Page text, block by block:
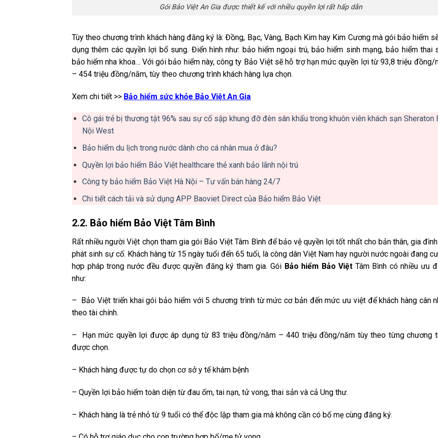
Gói Bảo Việt An Gia được thiết kế với nhiều quyền lợi rất hấp dẫn
Tùy theo chương trình khách hàng đăng ký là: Đồng, Bạc, Vàng, Bạch Kim hay Kim Cương mà gói bảo hiểm
dụng thêm các quyền lợi bổ sung. Điển hình như: bảo hiểm ngoại trú, bảo hiểm sinh mạng, bảo hiểm thai
bảo hiểm nha khoa… Với gói bảo hiểm này, công ty Bảo Việt sẽ hỗ trợ hạn mức quyền lợi từ 93,8 triệu đồng/
– 454 triệu đồng/năm, tùy theo chương trình khách hàng lựa chọn.
Xem chi tiết >> Bảo hiểm sức khỏe Bảo Việt An Gia
Cô gái trẻ bị thương tật 96% sau sự cố sập khung đỡ đèn sân khấu trong khuôn viên khách sạn Sheraton
Nội West
Bảo hiểm du lịch trong nước dành cho cá nhân mua ở đâu?
Quyền lợi bảo hiểm Bảo Việt healthcare thẻ xanh bảo lãnh nội trú
Công ty bảo hiểm Bảo Việt Hà Nội – Tư vấn bán hàng 24/7
Chi tiết cách tải và sử dụng APP Baoviet Direct của Bảo hiểm Bảo Việt
2.2. Bảo hiểm Bảo Việt Tâm Bình
Rất nhiều người Việt chọn tham gia gói Bảo Việt Tâm Bình để bảo vệ quyền lợi tốt nhất cho bản thân, gia
phát sinh sự cố. Khách hàng từ 15 ngày tuổi đến 65 tuổi, là công dân Việt Nam hay người nước ngoài đang
hợp pháp trong nước đều được quyền đăng ký tham gia. Gói Bảo hiểm Bảo Việt Tâm Bình có nhiều ưu
như:
– Bảo Việt triển khai gói bảo hiểm với 5 chương trình từ mức cơ bản đến mức ưu việt để khách hàng cân
theo tài chính.
– Hạn mức quyền lợi được áp dụng từ 83 triệu đồng/năm – 440 triệu đồng/năm tùy theo từng chương
được chọn.
– Khách hàng được tự do chọn cơ sở y tế khám bệnh
– Quyền lợi bảo hiểm toàn diện từ đau ốm, tai nạn, tử vong, thai sản và cả Ung thư.
– Khách hàng là trẻ nhỏ từ 9 tuổi có thể độc lập tham gia mà không cần có bố mẹ cùng đăng ký.